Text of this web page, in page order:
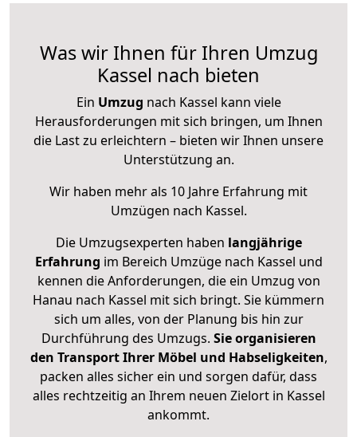
Was wir Ihnen für Ihren Umzug
Kassel nach bieten
Ein Umzug nach Kassel kann viele
Herausforderungen mit sich bringen, um Ihnen
die Last zu erleichtern – bieten wir Ihnen unsere
Unterstützung an.
Wir haben mehr als 10 Jahre Erfahrung mit
Umzügen nach Kassel.
Die Umzugsexperten haben langjährige
Erfahrung im Bereich Umzüge nach Kassel und
kennen die Anforderungen, die ein Umzug von
Hanau nach Kassel mit sich bringt. Sie kümmern
sich um alles, von der Planung bis hin zur
Durchführung des Umzugs. Sie organisieren
den Transport Ihrer Möbel und Habseligkeiten,
packen alles sicher ein und sorgen dafür, dass
alles rechtzeitig an Ihrem neuen Zielort in Kassel
ankommt.